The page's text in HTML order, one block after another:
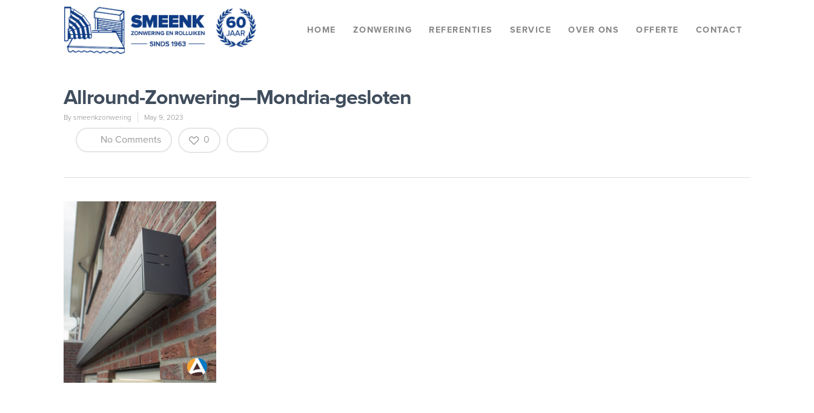
HOME ZONWERING REFERENTIES SERVICE OVER ONS OFFERTE CONTACT
Allround-Zonwering—Mondria-gesloten
By smeenkzonwering May 9, 2023
No Comments 0